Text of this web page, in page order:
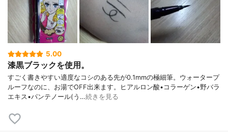
5.00
漆黒ブラックを使用。
すごく書きやすい適度なコシのある先が0.1mmの極細筆。ウォータープ
ルーフなのに、お湯でOFF出来ます。ヒアルロン酸•コラーゲン•野バラ
エキス•パンテノール(う…続きを見る